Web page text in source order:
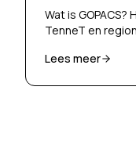
Wat is
TenneT en
Lees meer